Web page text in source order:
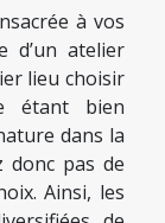
à vos
d’un atelier
lieu choisir
étant bien
dans la
donc pas de
Ainsi, les